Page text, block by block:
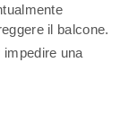
il balcone.
una